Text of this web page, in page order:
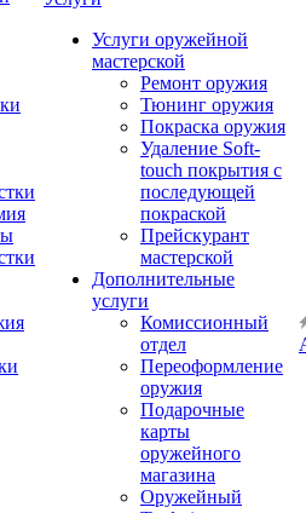
Услуги оружейной
мастерской
Ремонт оружия
Тюнинг оружия
Покраска оружия
Удаление Soft-
touch покрытия с
последующей
покраской
Прейскурант
мастерской
Дополнительные
услуги
Комиссионный
отдел
Переоформление
оружия
Подарочные
карты
оружейного
магазина
Оружейный